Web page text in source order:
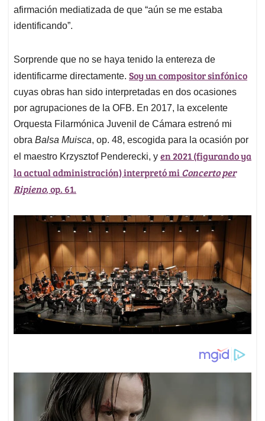
afirmación mediatizada de que “aún se me estaba
identificando”.
Sorprende que no se haya tenido la entereza de
identificarme directamente. Soy un compositor sinfónico
cuyas obras han sido interpretadas en dos ocasiones
por agrupaciones de la OFB. En 2017, la excelente
Orquesta Filarmónica Juvenil de Cámara estrenó mi
obra Balsa Muisca, op. 48, escogida para la ocasión por
el maestro Krzysztof Penderecki, y en 2021 (figurando ya
la actual administración) interpretó miConcerto per
Ripieno, op. 61.